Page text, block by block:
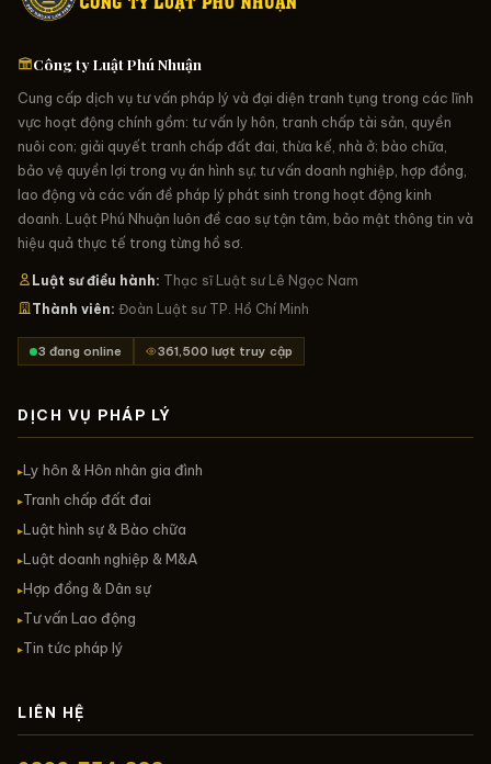
Công ty Luật Phú Nhuận
Cung cấp dịch vụ tư vấn pháp lý và đại diện tranh tụng trong các lĩnh
vực hoạt động chính gồm: tư vấn ly hôn, tranh chấp tài sản, quyền
nuôi con; giải quyết tranh chấp đất đai, thừa kế, nhà ở; bào chữa,
bảo vệ quyền lợi trong vụ án hình sự; tư vấn doanh nghiệp, hợp đồng,
lao động và các vấn đề pháp lý phát sinh trong hoạt động kinh
doanh. Luật Phú Nhuận luôn đề cao sự tận tâm, bảo mật thông tin và
hiệu quả thực tế trong từng hồ sơ.
Luật sư điều hành: Thạc sĩ Luật sư Lê Ngọc Nam
Thành viên: Đoàn Luật sư TP. Hồ Chí Minh
3 đang online 361,500 lượt truy cập
DỊCH VỤ PHÁP LÝ
▸Ly hôn & Hôn nhân gia đình
▸Tranh chấp đất đai
▸Luật hình sự & Bào chữa
▸Luật doanh nghiệp & M&A
▸Hợp đồng & Dân sự
▸Tư vấn Lao động
▸Tin tức pháp lý
LIÊN HỆ